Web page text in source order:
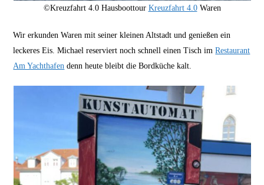
©Kreuzfahrt 4.0 Hausboottour Kreuzfahrt 4.0Waren
Wir erkunden Waren mit seiner kleinen Altstadt und genießen ein
leckeres Eis. Michael reserviert noch schnell einen Tisch imRestaurant
Am Yachthafen denn heute bleibt die Bordküche kalt.